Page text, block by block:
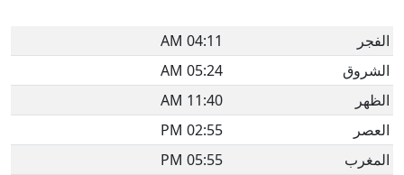
الفجر
04:11 AM
الشروق
05:24 AM
الظهر
11:40 AM
العصر
02:55 PM
المغرب
05:55 PM